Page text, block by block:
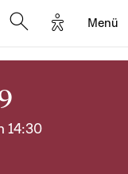
Options
Menü
14:30